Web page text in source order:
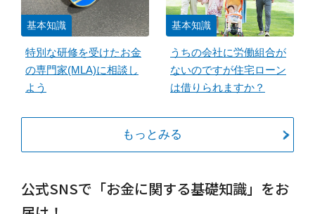
基本知識
特別な研修を受けたお金
の専門家(MLA)に相談し
よう
基本知識
うちの会社に労働組合が
ないのですが住宅ローン
は借りられますか？
もっとみる
公式SNSで「お金に関する基礎知識」をお